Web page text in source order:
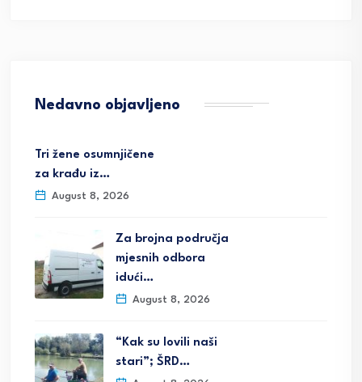
Nedavno objavljeno
Tri žene osumnjičene
za krađu iz…
August 8, 2026
Za brojna područja
mjesnih odbora
idući…
August 8, 2026
“Kak su lovili naši
stari”; ŠRD…